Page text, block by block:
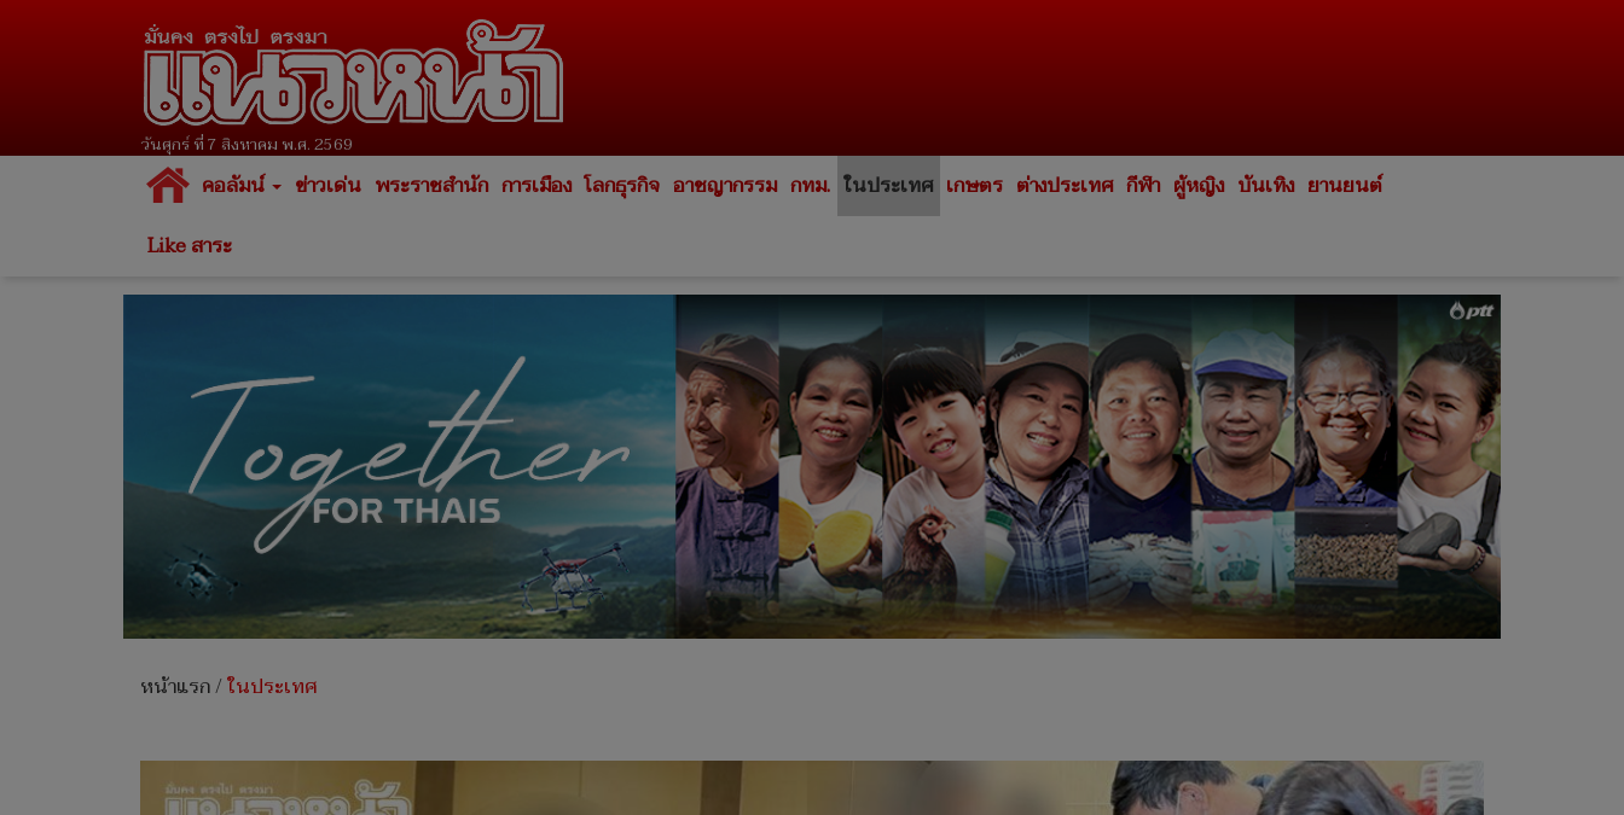
วันศุกร์ ที่ 7 สิงหาคม พ.ศ. 2569
คอลัมน์ ข่าวเด่น พระราชสำนัก การเมือง โลกธุรกิจ อาชญากรรม กทม. ในประเทศ เกษตร ต่างประเทศ กีฬา ผู้หญิง บันเทิง ยานยนต์
Like สาระ
หน้าแรก/ในประเทศ